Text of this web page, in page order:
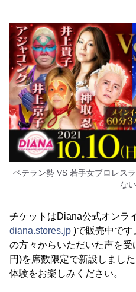
ベテラン勢 VS 若手女プロレス
ない
チケットはDiana公式オンラ
diana.stores.jp )で販売中です
の方々からいただいた声を
円)を席数限定で新設しまし
体験をお楽しみください。